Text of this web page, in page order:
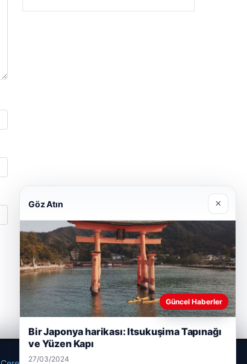
Göz Atın ×
Güncel Haberler
Bir Japonya harikası: Itsukuşima Tapınağı
ve Yüzen Kapı
27/03/2024